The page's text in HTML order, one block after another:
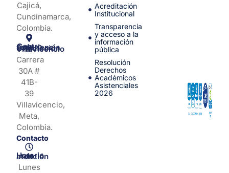
Cajicá,
Cundinamarca,
Colombia.
Centro de Experiencia y Orientación Villavicencio
Carrera
30A #
41B-
39
Villavicencio,
Meta,
Colombia.
Contacto
Horario de atención
Lunes
Acreditación
Institucional
Transparencia
y acceso a la
información
pública
Resolución
Derechos
Académicos
Asistenciales
2026